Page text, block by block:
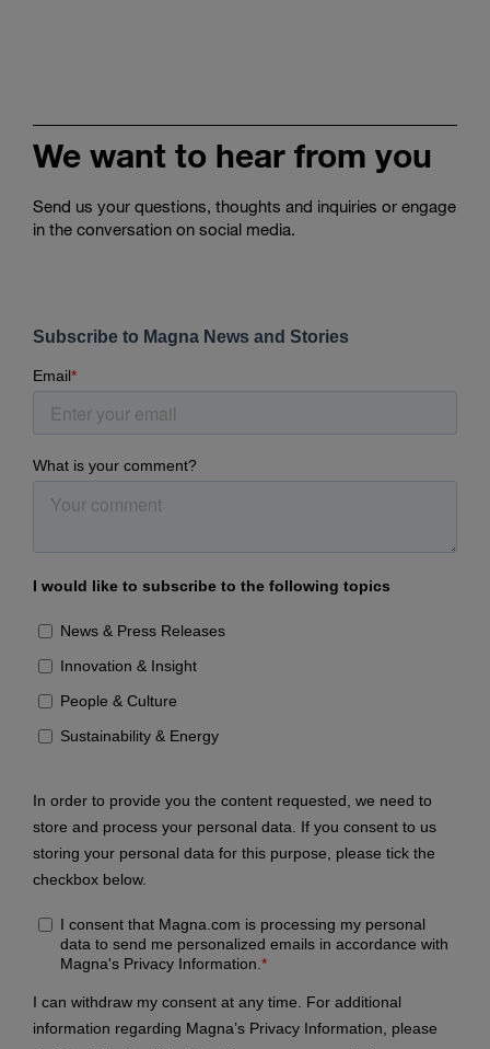
We want to hear from you
Send us your questions, thoughts and inquiries or engage
in the conversation on social media.